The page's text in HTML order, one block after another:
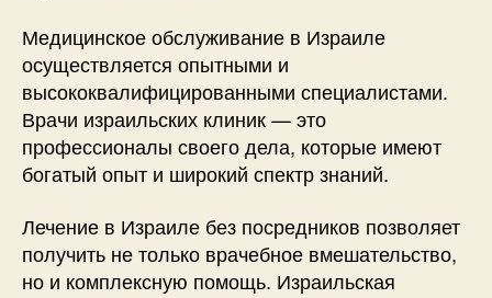
Медицинское обслуживание в Израиле
осуществляется опытными и
высококвалифицированными специалистами.
Врачи израильских клиник — это
профессионалы своего дела, которые имеют
богатый опыт и широкий спектр знаний.
Лечение в Израиле без посредников позволяет
получить не только врачебное вмешательство,
но и комплексную помощь. Израильская